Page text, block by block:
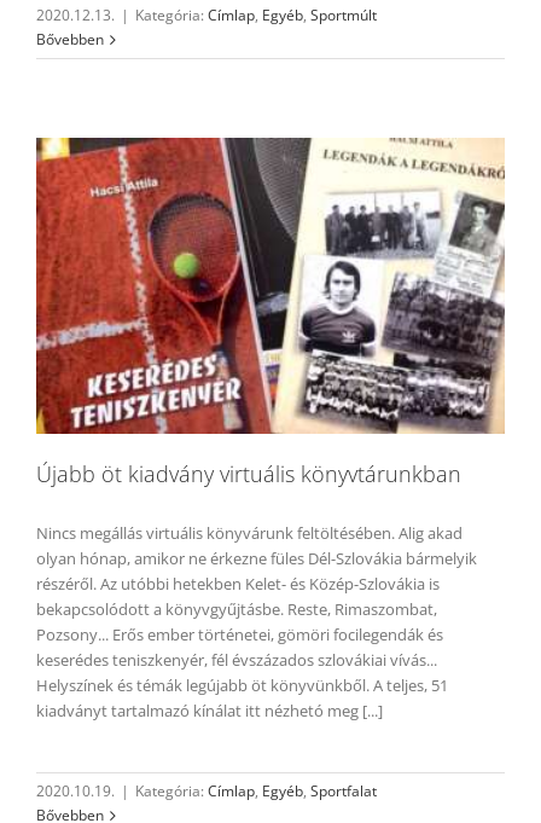
2020.12.13. | Kategória: Címlap, Egyéb, Sportmúlt
Bővebben
Újabb öt kiadvány virtuális könyvtárunkban
Nincs megállás virtuális könyvárunk feltöltésében. Alig akad
olyan hónap, amikor ne érkezne füles Dél-Szlovákia bármelyik
részéről. Az utóbbi hetekben Kelet- és Közép-Szlovákia is
bekapcsolódott a könyvgyűjtásbe. Reste, Rimaszombat,
Pozsony... Erős ember történetei, gömöri focilegendák és
keserédes teniszkenyér, fél évszázados szlovákiai vívás...
Helyszínek és témák legújabb öt könyvünkből. A teljes, 51
kiadványt tartalmazó kínálat itt nézhetó meg [...]
2020.10.19. | Kategória: Címlap, Egyéb, Sportfalat
Bővebben